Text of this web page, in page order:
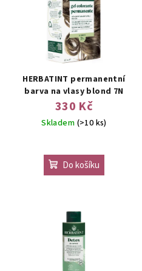
HERBATINT permanentní
barva na vlasy blond 7N
330 Kč
Skladem (>10 ks)
Do košíku